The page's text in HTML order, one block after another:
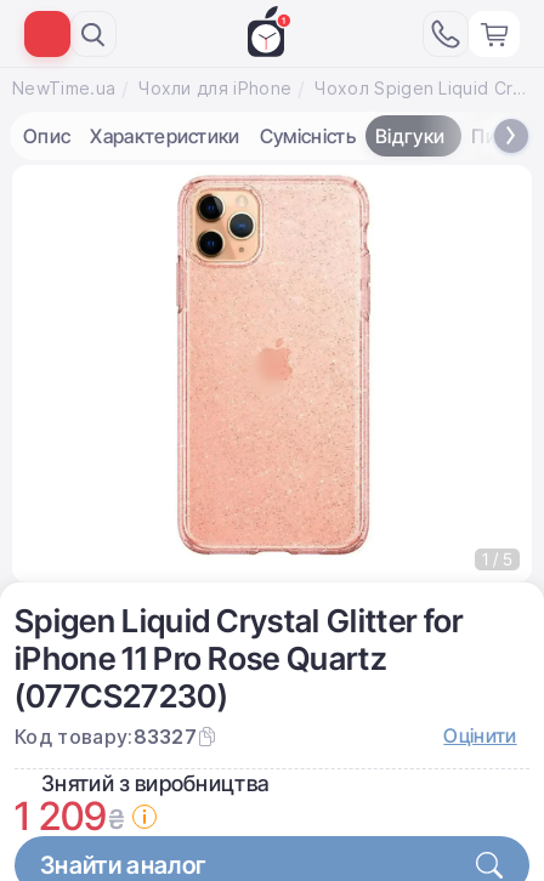
NewTime.ua Чохли для iPhone Чохол Spigen Liquid Crystal Glitter for iPhone 11 Pro Rose Quartz (077CS27230)
Опис Характеристики Сумісність Відгуки
Spigen Liquid Crystal Glitter for
iPhone 11 Pro Rose Quartz
(077CS27230)
Код товару:83327 Оцінити
Знятий з виробництва
1 209₴
Знайти аналог
1 / 5